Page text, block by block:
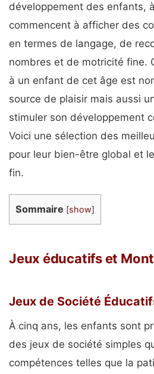
développement des enfants,
commencent à afficher des
en termes de langage, de
nombres et de motricité fine.
à un enfant de cet âge est
source de plaisir mais aussi
stimuler son développement
Voici une sélection des
pour leur bien-être global et
fin.
Sommaire [show]
Jeux éducatifs et
Jeux de Société
À cinq ans, les enfants sont
des jeux de société simples
compétences telles que la